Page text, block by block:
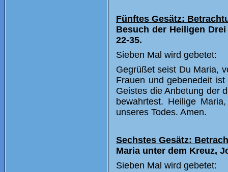
Fünftes Gesätz:
Besuch der Heiligen
22-35.
Sieben Mal wird gebetet:
Gegrüßet seist Du Maria,
Frauen und gebenedeit
Geistes die Anbetung der
bewahrtest. Heilige
unseres Todes. Amen.
Sechstes Gesätz:
Maria unter dem Kreuz,
Sieben Mal wird gebetet: